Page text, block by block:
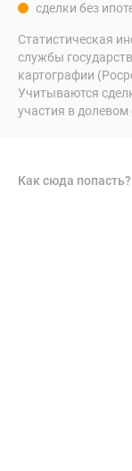
сделки без
Статистическая
службы
картографии
Учитываются
участия в
Как сюда попасть?